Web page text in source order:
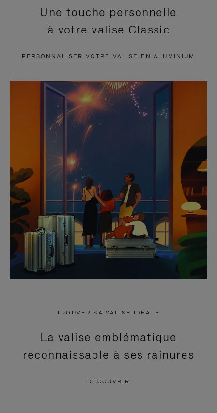
EN
PAUSE,
APPUYEZ
POUR
METTRE
PAUSE
VIDÉO
EST
DÉSACTIVÉ.
CLIQUER
POUR
RÉACTIVER
LE
SON
Une touche personnelle
à votre valise Classic
PERSONNALISER VOTRE VALISE EN ALUMINIUM
TROUVER SA VALISE IDÉALE
La valise emblématique
reconnaissable à ses rainures
DÉCOUVRIR